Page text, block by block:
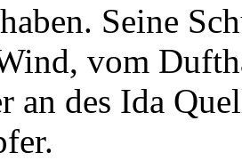
Seine
vom
an des Ida